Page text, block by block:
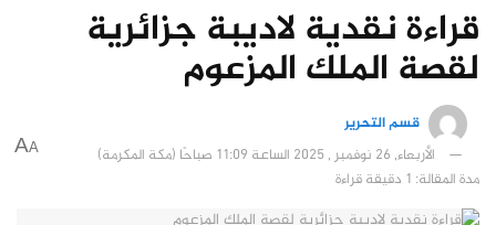
قراءة نقدية لاديبة جزائرية
لقصة الملك المزعوم
قسم التحرير
الأربعاء, 26 نوفمبر , 2025 الساعة 11:09 صباحًا (مكة المكرمة)
مدة المقالة: 1 دقيقة قراءة
A
A